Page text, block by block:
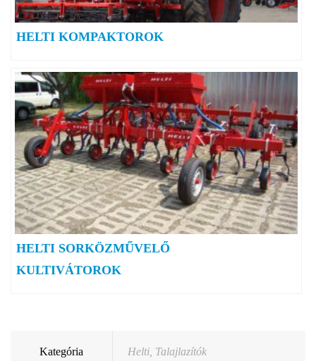
HELTI KOMPAKTOROK
HELTI SORKÖZMŰVELŐ
KULTIVÁTOROK
Kategória Helti, Talajlazítók